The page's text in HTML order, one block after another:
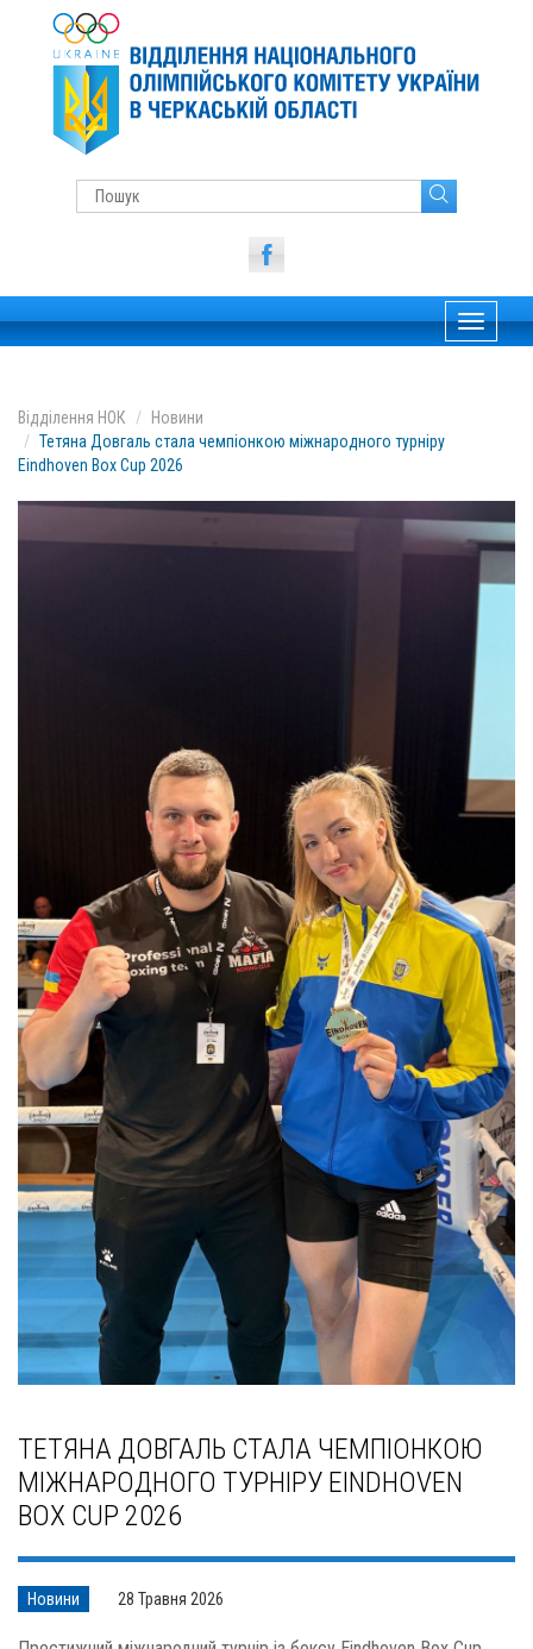
Toggle
Відділення НОК
Новини
Тетяна Довгаль стала чемпіонкою міжнародного турніру
Eindhoven Box Cup 2026
ТЕТЯНА ДОВГАЛЬ СТАЛА ЧЕМПІОНКОЮ
МІЖНАРОДНОГО ТУРНІРУ EINDHOVEN
BOX CUP 2026
Новини 28 Травня 2026